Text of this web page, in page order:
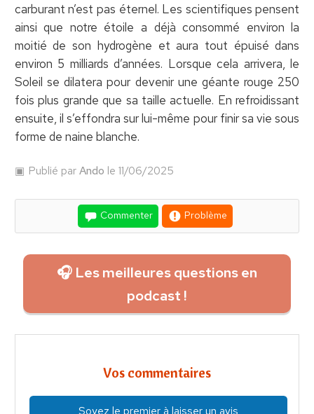
carburant n’est pas éternel. Les scientifiques pensent
ainsi que notre étoile a déjà consommé environ la
moitié de son hydrogène et aura tout épuisé dans
environ 5 milliards d’années. Lorsque cela arrivera, le
Soleil se dilatera pour devenir une géante rouge 250
fois plus grande que sa taille actuelle. En refroidissant
ensuite, il s’effondra sur lui-même pour finir sa vie sous
forme de naine blanche.
Publié parAndo le 11/06/2025
Commenter Problème
🎧 Les meilleures questions en
podcast !
Vos commentaires
Soyez le premier à laisser un avis